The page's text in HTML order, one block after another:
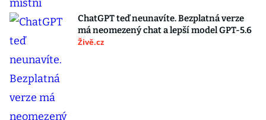
ChatGPT teď neunavíte. Bezplatná verze
má neomezený chat a lepší model GPT-5.6
Živě.cz